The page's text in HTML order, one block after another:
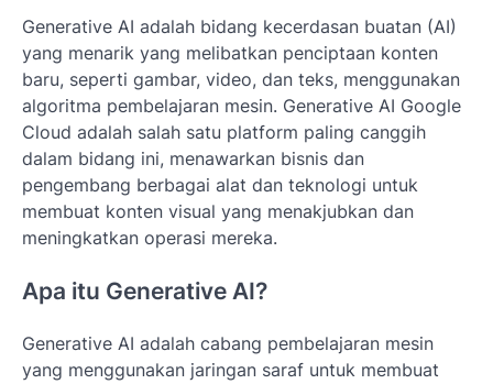
Generative AI adalah bidang kecerdasan buatan (AI)
yang menarik yang melibatkan penciptaan konten
baru, seperti gambar, video, dan teks, menggunakan
algoritma pembelajaran mesin. Generative AI Google
Cloud adalah salah satu platform paling canggih
dalam bidang ini, menawarkan bisnis dan
pengembang berbagai alat dan teknologi untuk
membuat konten visual yang menakjubkan dan
meningkatkan operasi mereka.
Apa itu Generative AI?
Generative AI adalah cabang pembelajaran mesin
yang menggunakan jaringan saraf untuk membuat